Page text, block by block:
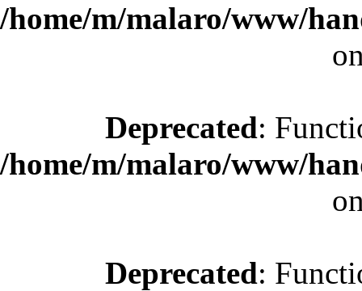
/home/m/malaro/www/
Deprecated:
/home/m/malaro/www/
Deprecated: